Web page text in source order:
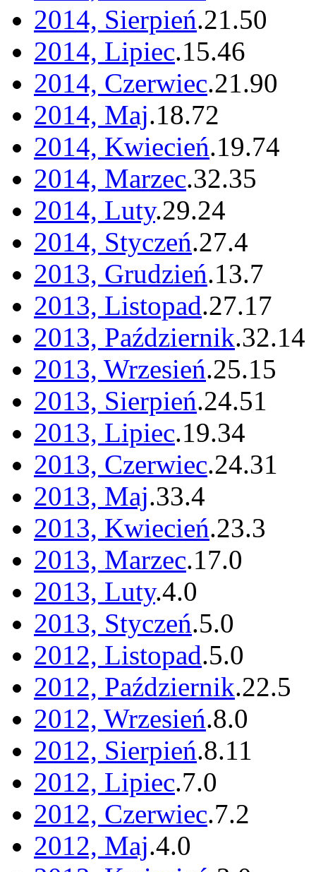
2014, Sierpień.21.50
2014, Lipiec.15.46
2014, Czerwiec.21.90
2014, Maj.18.72
2014, Kwiecień.19.74
2014, Marzec.32.35
2014, Luty.29.24
2014, Styczeń.27.4
2013, Grudzień.13.7
2013, Listopad.27.17
2013, Październik.32.14
2013, Wrzesień.25.15
2013, Sierpień.24.51
2013, Lipiec.19.34
2013, Czerwiec.24.31
2013, Maj.33.4
2013, Kwiecień.23.3
2013, Marzec.17.0
2013, Luty.4.0
2013, Styczeń.5.0
2012, Listopad.5.0
2012, Październik.22.5
2012, Wrzesień.8.0
2012, Sierpień.8.11
2012, Lipiec.7.0
2012, Czerwiec.7.2
2012, Maj.4.0